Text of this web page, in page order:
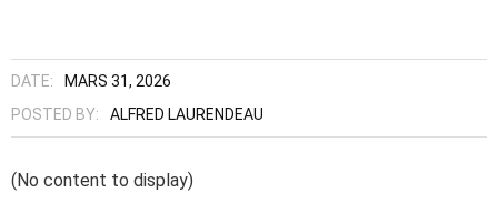
DATE:
MARS 31, 2026
POSTED BY:
ALFRED LAURENDEAU
(No content to display)